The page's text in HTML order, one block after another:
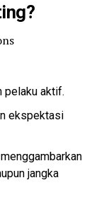
pelaku aktif.
ekspektasi
jangka